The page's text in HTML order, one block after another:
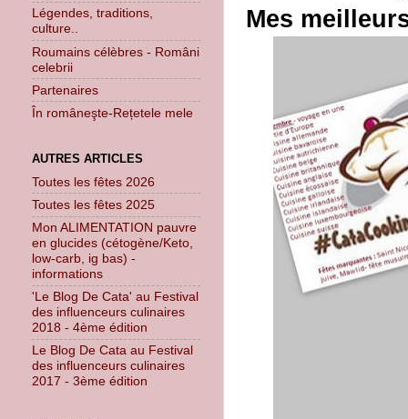
Mes
Légendes, traditions,
culture..
Roumains célèbres - Români
celebrii
Partenaires
În româneşte-Rețetele mele
AUTRES ARTICLES
Toutes les fêtes 2026
Toutes les fêtes 2025
Mon ALIMENTATION pauvre
en glucides (cétogène/Keto,
low-carb, ig bas) -
informations
'Le Blog De Cata' au Festival
des influenceurs culinaires
2018 - 4ème édition
Le Blog De Cata au Festival
des influenceurs culinaires
2017 - 3ème édition